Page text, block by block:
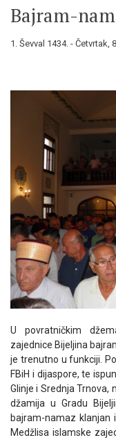
Bajram-
1. Ševval 1434. - Četvrtak,
U povratničkim
zajednice Bijeljina
je trenutno u funkciji.
FBiH i dijaspore, te
Glinje i Srednja Trnova,
džamija u Gradu
bajram-namaz klanjan
Medžlisa islamske